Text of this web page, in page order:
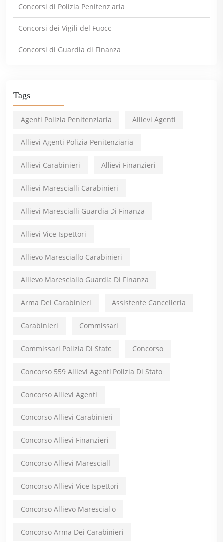
Concorsi di Polizia Penitenziaria
Concorsi dei Vigili del Fuoco
Concorsi di Guardia di Finanza
Tags
Agenti Polizia Penitenziaria Allievi Agenti
Allievi Agenti Polizia Penitenziaria
Allievi Carabinieri Allievi Finanzieri
Allievi Marescialli Carabinieri
Allievi Marescialli Guardia Di Finanza
Allievi Vice Ispettori
Allievo Maresciallo Carabinieri
Allievo Maresciallo Guardia Di Finanza
Arma Dei Carabinieri Assistente Cancelleria
Carabinieri Commissari
Commissari Polizia Di Stato Concorso
Concorso 559 Allievi Agenti Polizia Di Stato
Concorso Allievi Agenti
Concorso Allievi Carabinieri
Concorso Allievi Finanzieri
Concorso Allievi Marescialli
Concorso Allievi Vice Ispettori
Concorso Allievo Maresciallo
Concorso Arma Dei Carabinieri